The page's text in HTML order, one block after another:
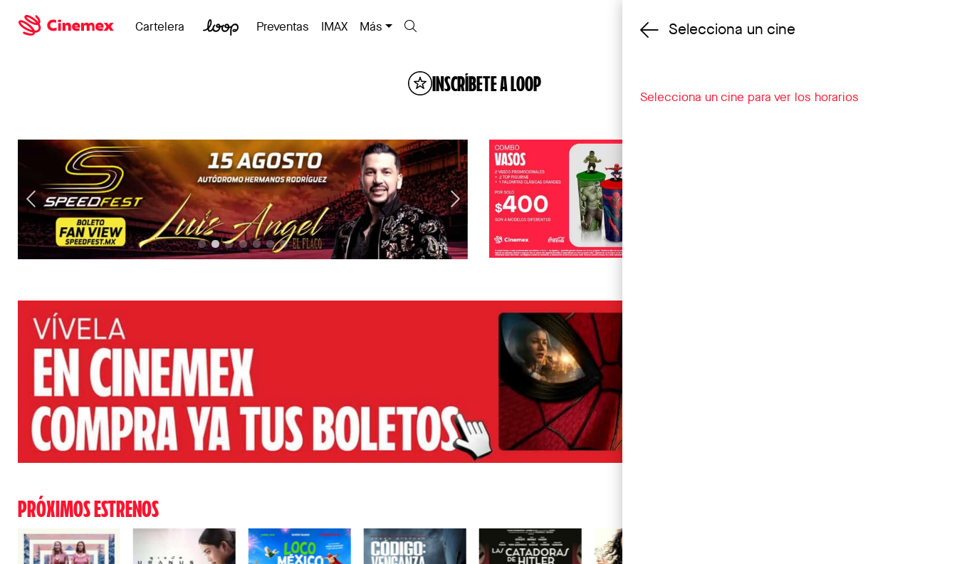
Cambiar cine
Cartelera Preventas IMAX Más
INSCRÍBETE A LOOP
PRÓXIMOS ESTRENOS
Selecciona un cine
Selecciona un cine para ver los horarios